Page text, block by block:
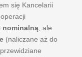
się Kancelarii
nominalną, ale
(naliczane aż do